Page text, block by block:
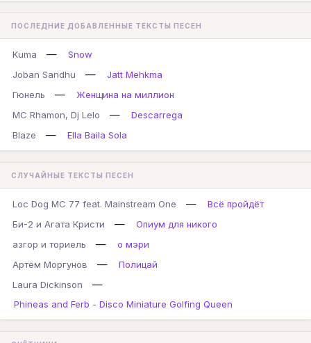
ПОСЛЕДНИЕ ДОБАВЛЕННЫЕ ТЕКСТЫ ПЕСЕН
Kuma —
Snow
Joban Sandhu
—
Jatt Mehkma
Гюнель
—
Женщина на миллион
MC Rhamon, Dj Lelo
—
Descarrega
Blaze
— Ella Baila Sola
СЛУЧАЙНЫЕ ТЕКСТЫ ПЕСЕН
Loc Dog MC 77 feat. Mainstream One —
Всё пройдёт
Би-2 и Агата Кристи
—
Опиум для никого
азгор и ториель
—
о мэри
Артём Моргунов
—
Полицай
Laura Dickinson
—
Phineas and Ferb - Disco Miniature Golfing Queen